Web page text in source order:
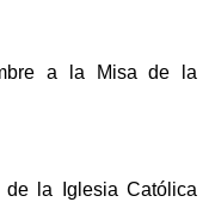
a la Misa de la
la Iglesia Católica